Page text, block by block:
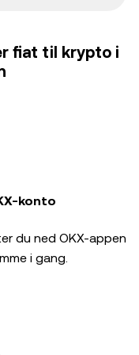
fiat til krypto i
konto
du ned OKX-appen
i gang.